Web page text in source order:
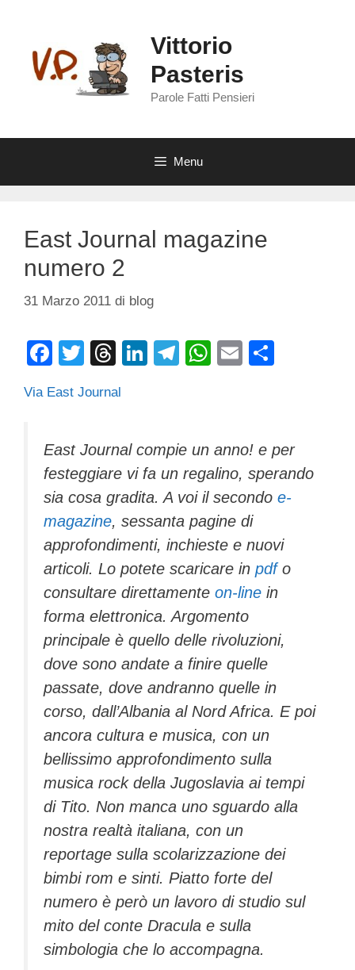
contenuto
Vittorio
Pasteris
Parole Fatti Pensieri
Menu
East Journal magazine
numero 2
31 Marzo 2011 di blog
F
c
b
o
o
k
T
tt
T
e
d
s
Li
dI
n
T
a
m
W
A
p
p
E
vi
di
Via East Journal
East Journal compie un anno! e per
festeggiare vi fa un regalino, sperando
sia cosa gradita. A voi il secondo e-
magazine, sessanta pagine di
approfondimenti, inchieste e nuovi
articoli. Lo potete scaricare in pdfo
consultare direttamente on-line in
forma elettronica. Argomento
principale è quello delle rivoluzioni,
dove sono andate a finire quelle
passate, dove andranno quelle in
corso, dall’Albania al Nord Africa. E poi
ancora cultura e musica, con un
bellissimo approfondimento sulla
musica rock della Jugoslavia ai tempi
di Tito. Non manca uno sguardo alla
nostra realtà italiana, con un
reportage sulla scolarizzazione dei
bimbi rom e sinti. Piatto forte del
numero è però un lavoro di studio sul
mito del conte Dracula e sulla
simbologia che lo accompagna.